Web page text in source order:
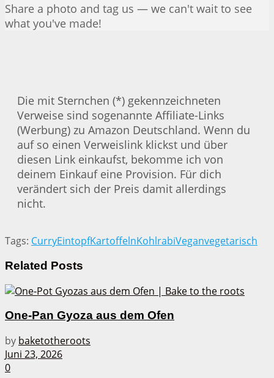
Share a photo and tag us — we can't wait to see
what you've made!
Die mit Sternchen (*) gekennzeichneten
Verweise sind sogenannte Affiliate-Links
(Werbung) zu Amazon Deutschland. Wenn du
auf so einen Verweislink klickst und über
diesen Link einkaufst, bekomme ich von
deinem Einkauf eine Provision. Für dich
verändert sich der Preis damit allerdings
nicht.
Tags: CurryEintopfKartoffelnKohlrabiVeganvegetarisch
Related Posts
One-Pan Gyoza aus dem Ofen
by baketotheroots
Juni 23, 2026
0